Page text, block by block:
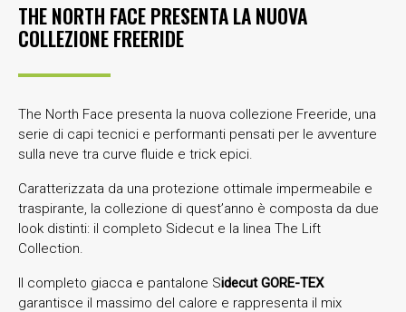
THE NORTH FACE PRESENTA LA NUOVA
COLLEZIONE FREERIDE
The North Face presenta la nuova collezione Freeride, una
serie di capi tecnici e performanti pensati per le avventure
sulla neve tra curve fluide e trick epici.
Caratterizzata da una protezione ottimale impermeabile e
traspirante, la collezione di quest’anno è composta da due
look distinti: il completo Sidecut e la linea The Lift
Collection.
Il completo giacca e pantalone Sidecut GORE-TEX
garantisce il massimo del calore e rappresenta il mix